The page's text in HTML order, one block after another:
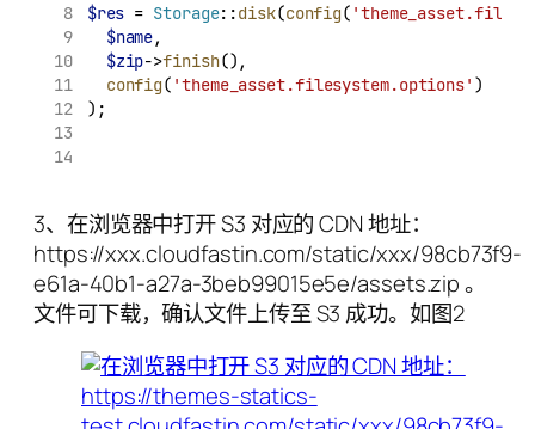
$res = Storage::disk(config(
$name,
$zip->finish(),
config( 'theme_asset.filesystem.options' )
);
3、在浏览器中打开 S3 对应的 CDN 地址：
https://xxx.cloudfastin.com/static/xxx/98cb73f9-
e61a-40b1-a27a-3beb99015e5e/assets.zip 。
文件可下载，确认文件上传至 S3 成功。如图2